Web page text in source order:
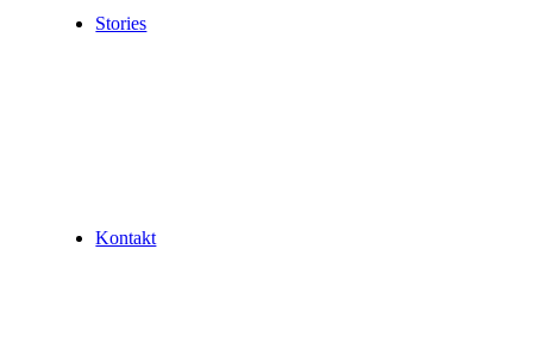
Stories
Kontakt